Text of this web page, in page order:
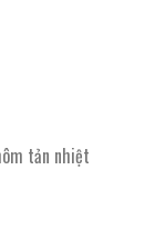
tản nhiệt